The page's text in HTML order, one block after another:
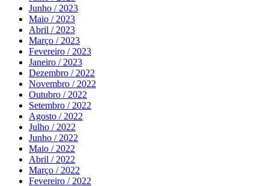
Junho / 2023
Maio / 2023
Abril / 2023
Março / 2023
Fevereiro / 2023
Janeiro / 2023
Dezembro / 2022
Novembro / 2022
Outubro / 2022
Setembro / 2022
Agosto / 2022
Julho / 2022
Junho / 2022
Maio / 2022
Abril / 2022
Março / 2022
Fevereiro / 2022